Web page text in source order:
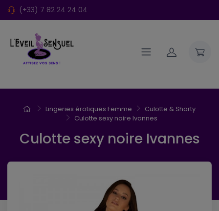
(+33) 7 82 24 24 04
Lingeries érotiques Femme
Culotte & Shorty
Culotte sexy noire Ivannes
Culotte sexy noire Ivannes